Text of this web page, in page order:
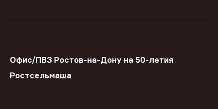
Офис/ПВЗ Ростов-на-Дону на 50-летия
Ростсельмаша